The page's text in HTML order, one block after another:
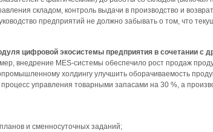
складом, контроль выдачи в производство и
предприятий не должно забывать о том, что
цифровой экосистемы предприятия в сочетании с
внедрение MES-системы обеспечило рост продаж
холдингу улучшить оборачиваемость
управления товарными запасами на 30 %, а
и сменносуточных заданий;